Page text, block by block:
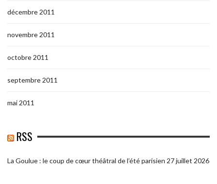
décembre 2011
novembre 2011
octobre 2011
septembre 2011
mai 2011
RSS
La Goulue : le coup de cœur théâtral de l’été parisien 27 juillet 2026